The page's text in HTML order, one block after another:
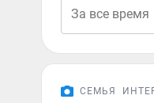
СЕМЬЯ